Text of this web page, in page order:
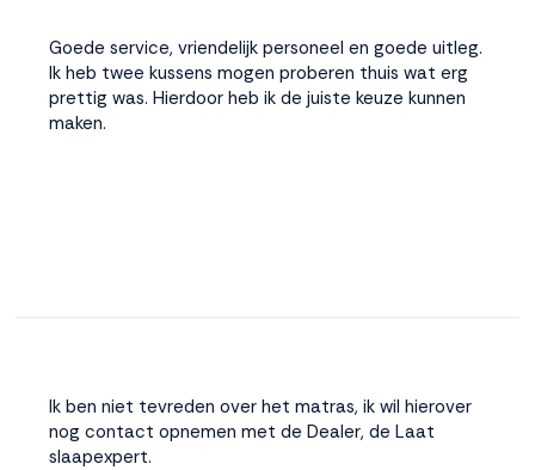
Goede service, vriendelijk personeel en goede uitleg.
Ik heb twee kussens mogen proberen thuis wat erg
prettig was. Hierdoor heb ik de juiste keuze kunnen
maken.
Ik ben niet tevreden over het matras, ik wil hierover
nog contact opnemen met de Dealer, de Laat
slaapexpert.